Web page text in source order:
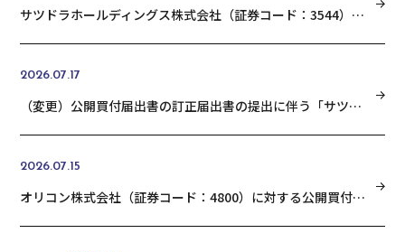
サツドラホールディングス株式会社（証券コード：3544）の普通株式に対する公開買付けの結果に関するお知らせ
2026.07.17
（変更）公開買付届出書の訂正届出書の提出に伴う「サツドラホールディングス株式会社 （証券コード：3544）の普通株式に対する公開買付けの開始に関するお知らせ」の変更に関するお知らせ
2026.07.15
オリコン株式会社（証券コード：4800）に対する公開買付けの結果に関するお知らせ